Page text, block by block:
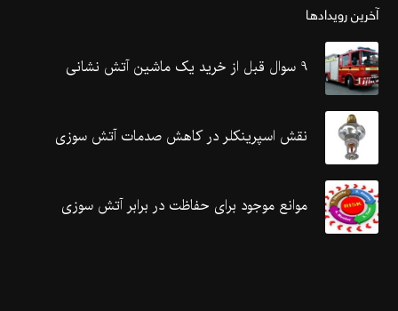
آخرین رویدادها
9 سوال قبل از خرید یک ماشین آتش نشانی
نقش اسپرینکلر در کاهش صدمات آتش سوزی
موانع موجود برای حفاظت در برابر آتش سوزی